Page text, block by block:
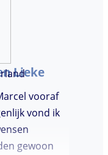
Lieke
vooraf
vond ik
gewoon